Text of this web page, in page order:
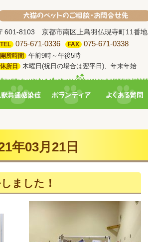
601-8103 京都市南区上鳥羽仏現寺町11番地
TEL 075-671-0336 FAX 075-671-0338
開所時間 午前9時～午後5時
休所日 木曜日(祝日の場合は翌平日)、年末年始
年03月21日
ました！